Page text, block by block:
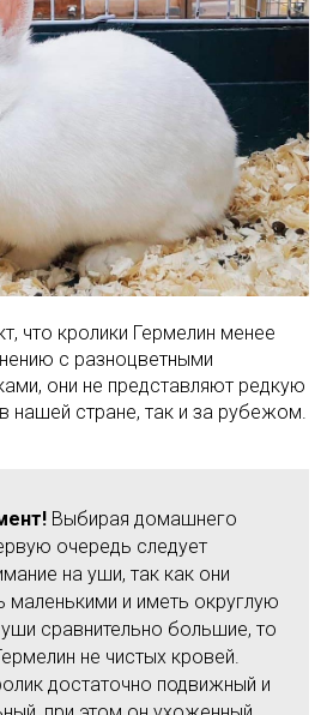
что кролики Гермелин менее
с разноцветными
они не представляют редкую
нашей стране, так и за рубежом.
Выбирая домашнего
очередь следует
на уши, так как они
и иметь округлую
сравнительно большие, то
не чистых кровей.
достаточно подвижный и